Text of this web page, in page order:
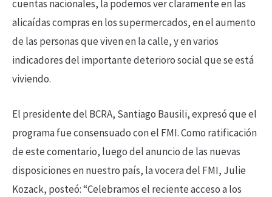
cuentas nacionales, la podemos ver claramente en las
alicaídas compras en los supermercados, en el aumento
de las personas que viven en la calle, y en varios
indicadores del importante deterioro social que se está
viviendo.
El presidente del BCRA, Santiago Bausili, expresó que el
programa fue consensuado con el FMI. Como ratificación
de este comentario, luego del anuncio de las nuevas
disposiciones en nuestro país, la vocera del FMI, Julie
Kozack, posteó: “Celebramos el reciente acceso a los